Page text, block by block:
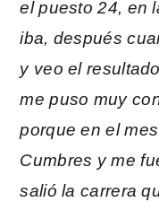
el puesto 24, en
iba, después
y veo el
me puso muy
porque en el
Cumbres y me
salió la carrera